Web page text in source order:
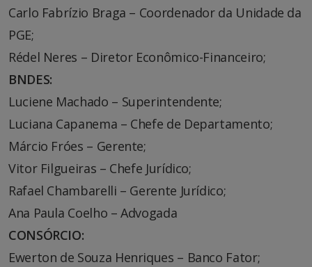
Carlo Fabrízio Braga – Coordenador da Unidade da
PGE;
Rédel Neres – Diretor Econômico-Financeiro;
BNDES:
Luciene Machado – Superintendente;
Luciana Capanema – Chefe de Departamento;
Márcio Fróes – Gerente;
Vitor Filgueiras – Chefe Jurídico;
Rafael Chambarelli – Gerente Jurídico;
Ana Paula Coelho – Advogada
CONSÓRCIO:
Ewerton de Souza Henriques – Banco Fator;